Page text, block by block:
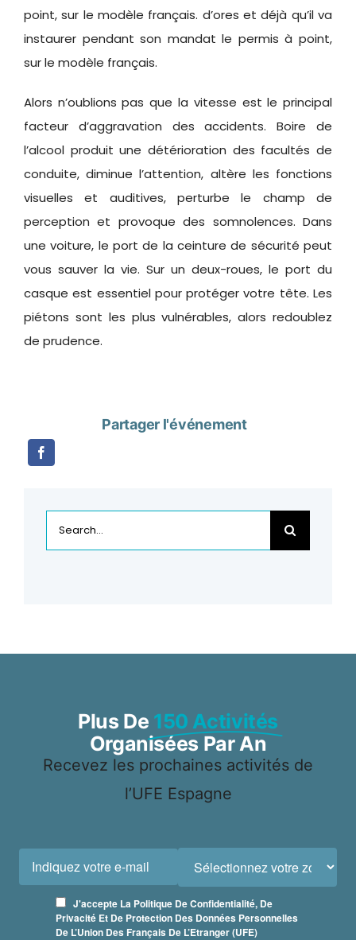
point, sur le modèle français. d’ores et déjà qu’il va
instaurer pendant son mandat le permis à point,
sur le modèle français.
Alors n’oublions pas que la vitesse est le principal
facteur d’aggravation des accidents. Boire de
l’alcool produit une détérioration des facultés de
conduite, diminue l’attention, altère les fonctions
visuelles et auditives, perturbe le champ de
perception et provoque des somnolences. Dans
une voiture, le port de la ceinture de sécurité peut
vous sauver la vie. Sur un deux-roues, le port du
casque est essentiel pour protéger votre tête. Les
piétons sont les plus vulnérables, alors redoublez
de prudence.
Partager l'événement
Plus De 150 Activités
Organisées Par An
Recevez les prochaines activités de
l’UFE Espagne
J'accepte La Politique De Confidentialité, De
Privacité Et De Protection Des Données Personnelles
De L’Union Des Français De L’Etranger (UFE)